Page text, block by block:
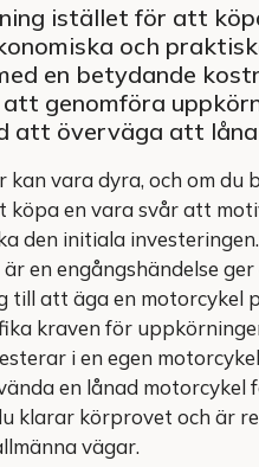
istället för att
och
en betydande
genomföra
att överväga att
kan vara dyra, och om du
en vara svår att
den initiala investeringen.
en engångshändelse
att äga en motorcykel
kraven för
i en egen
en lånad motorcykel
klarar körprovet och är
vägar.